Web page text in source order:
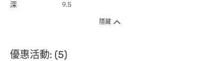
深 9.5
隱藏
優惠活動: (5)